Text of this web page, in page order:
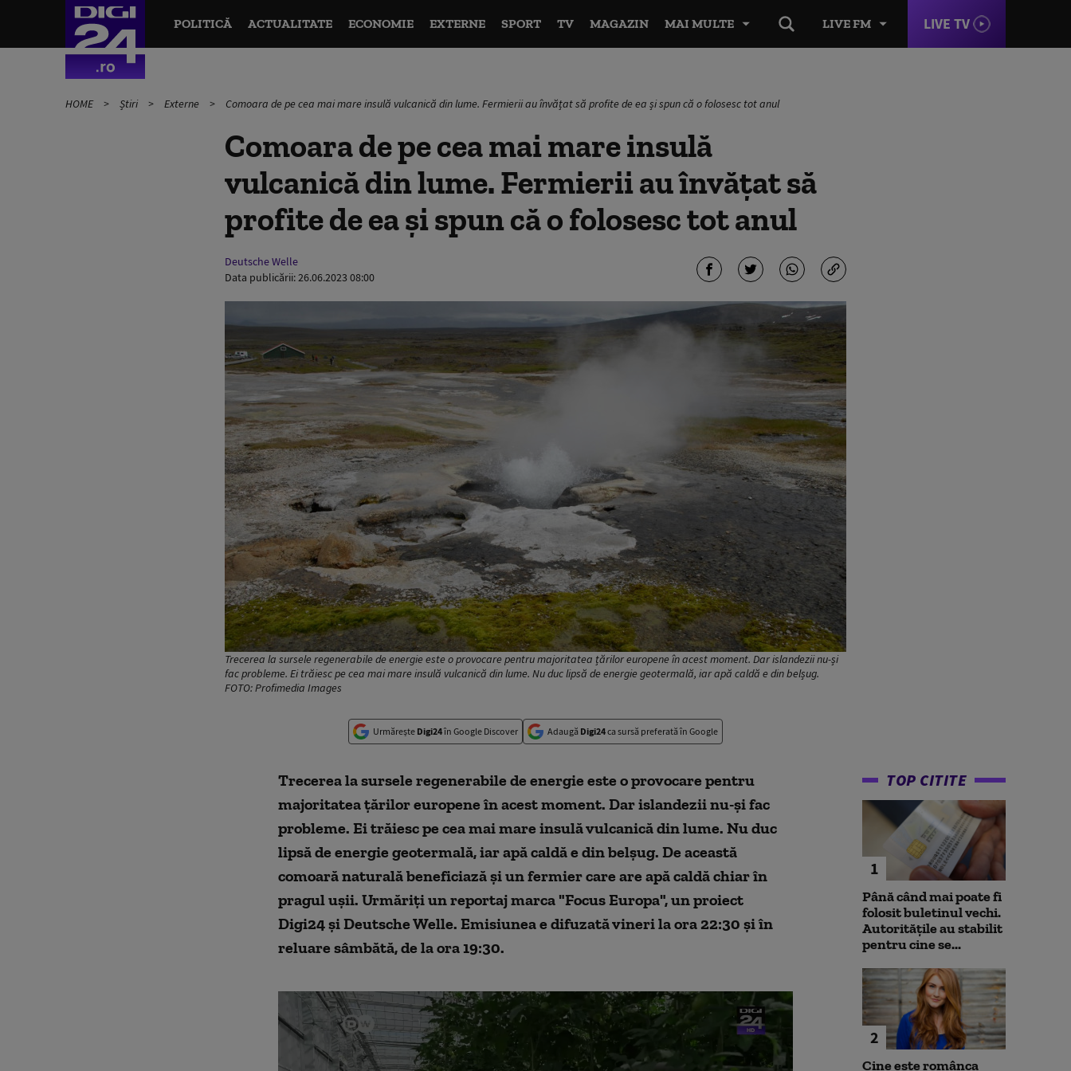
LIVE FM LIVE TV
POLITICĂ ACTUALITATE ECONOMIE EXTERNE SPORT TV MAGAZIN MAI MULTE
HOME Știri Externe Comoara de pe cea mai mare insulă vulcanică din lume. Fermierii au învățat să profite de ea și spun că o folosesc tot anul
Comoara de pe cea mai mare insulă
vulcanică din lume. Fermierii au învățat să
profite de ea și spun că o folosesc tot anul
Deutsche Welle
Data publicării:26.06.2023 08:00
Trecerea la sursele regenerabile de energie este o provocare pentru majoritatea țărilor europene în acest moment. Dar islandezii nu-și
fac probleme. Ei trăiesc pe cea mai mare insulă vulcanică din lume. Nu duc lipsă de energie geotermală, iar apă caldă e din belșug.
FOTO: Profimedia Images
Urmărește Digi24în Google Discover Adaugă Digi24ca sursă preferată în Google
Trecerea la sursele regenerabile de energie este o provocare pentru
majoritatea țărilor europene în acest moment. Dar islandezii nu-și fac
probleme. Ei trăiesc pe cea mai mare insulă vulcanică din lume. Nu duc
lipsă de energie geotermală, iar apă caldă e din belșug. De această
comoară naturală beneficiază și un fermier care are apă caldă chiar în
pragul ușii. Urmăriți un reportaj marca "Focus Europa", un proiect
Digi24 şi Deutsche Welle. Emisiunea e difuzată vineri la ora 22:30 și în
reluare sâmbătă, de la ora 19:30.
TOP CITITE
1
Până când mai poate fi
folosit buletinul vechi.
Autoritățile au stabilit
pentru cine se...
2
Cine este românca